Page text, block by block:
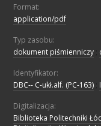
Format:
application/pdf
Typ zasobu:
dokument piśmienniczy
Identyfikator:
DBC-- C-ukł.alf. (PC-163)
Digitalizacja:
Biblioteka Politechniki